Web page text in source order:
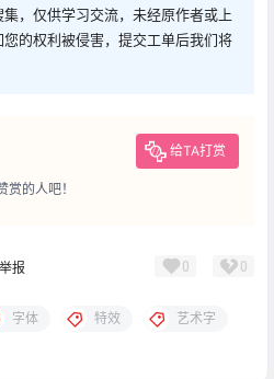
，仅供学习交流，未经原作者或上
的权利被侵害，提交工单后我们将
给TA打赏
的人吧！
举报 0 0
字体 特效 艺术字